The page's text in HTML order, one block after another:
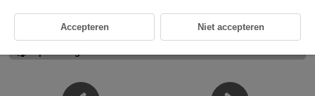
VoorzichtigAccepteren Niet accepteren